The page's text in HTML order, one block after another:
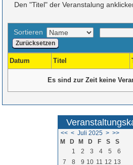
Den "Titel" der Veranstalung
Sortieren
Zurücksetzen
Datum Titel
Es sind zur Zeit keine
<< < Juli 2025 > >>
M
D M D F S
S
1
2 3 4 5
6
7
8 9 10 11 12 13